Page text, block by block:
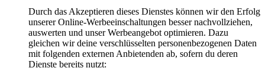
Durch das Akzeptieren dieses Dienstes können wir den Erfolg
unserer Online-Werbeeinschaltungen besser nachvollziehen,
auswerten und unser Werbeangebot optimieren. Dazu
gleichen wir deine verschlüsselten personenbezogenen Daten
mit folgenden externen Anbietenden ab, sofern du deren
Dienste bereits nutzt: